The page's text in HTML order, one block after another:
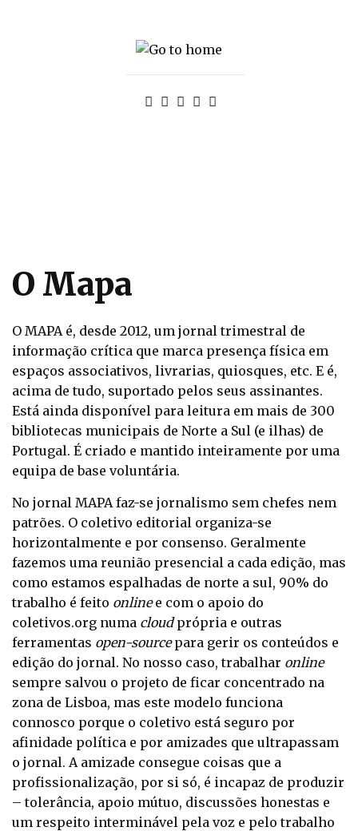
O Mapa
O MAPA é, desde 2012, um jornal trimestral de
informação crítica que marca presença física em
espaços associativos, livrarias, quiosques, etc. E é,
acima de tudo, suportado pelos seus assinantes.
Está ainda disponível para leitura em mais de 300
bibliotecas municipais de Norte a Sul (e ilhas) de
Portugal. É criado e mantido inteiramente por uma
equipa de base voluntária.
No jornal MAPA faz-se jornalismo sem chefes nem
patrões. O coletivo editorial organiza-se
horizontalmente e por consenso. Geralmente
fazemos uma reunião presencial a cada edição, mas
como estamos espalhadas de norte a sul, 90% do
trabalho é feito onlinee com o apoio do
coletivos.org numa cloudprópria e outras
ferramentas open-sourcepara gerir os conteúdos e
edição do jornal. No nosso caso, trabalhar online
sempre salvou o projeto de ficar concentrado na
zona de Lisboa, mas este modelo funciona
connosco porque o coletivo está seguro por
afinidade política e por amizades que ultrapassam
o jornal. A amizade consegue coisas que a
profissionalização, por si só, é incapaz de produzir
– tolerância, apoio mútuo, discussões honestas e
um respeito interminável pela voz e pelo trabalho